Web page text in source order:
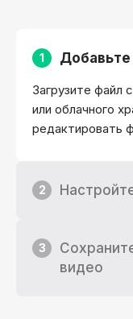
1
Загрузите файл
или облачного
редактировать
2
3
видео